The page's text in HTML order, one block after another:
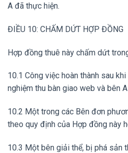
A đã thực hiện.
ĐIỀU 10: CHẤM DỨT HỢP ĐỒNG
Hợp đồng thuê này chấm dứt
10.1 Công việc hoàn thành sau
nghiệm thu bàn giao web và bên
10.2 Một trong các Bên đơn
theo quy định của Hợp đồng này
10.3 Một bên giải thể, bị phá sản